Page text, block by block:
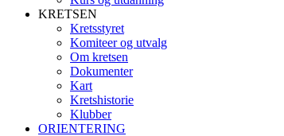
KRETSEN
Kretsstyret
Komiteer og utvalg
Om kretsen
Dokumenter
Kart
Kretshistorie
Klubber
ORIENTERING